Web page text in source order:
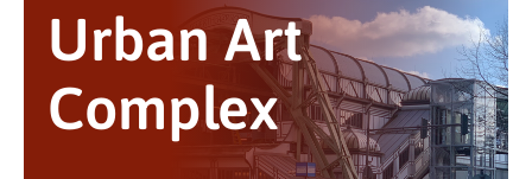
Urban Art
Complex